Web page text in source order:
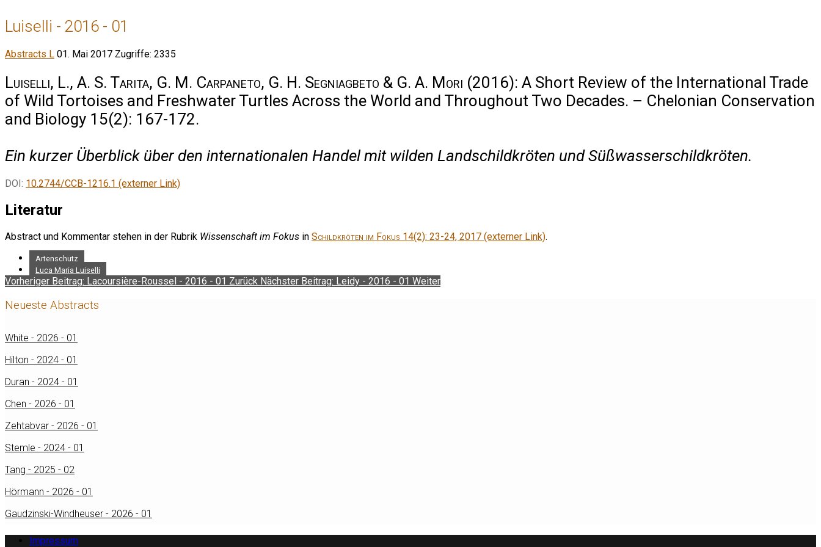
Luiselli - 2016 - 01
Abstracts L 01. Mai 2017 Zugriffe: 2335
Luiselli, L., A. S. Tarita, G. M. Carpaneto, G. H. Segniagbeto & G. A. Mori (2016): A Short Review of the International Trade
of Wild Tortoises and Freshwater Turtles Across the World and Throughout Two Decades. – Chelonian Conservation
and Biology 15(2): 167-172.
Ein kurzer Überblick über den internationalen Handel mit wilden Landschildkröten und Süßwasserschildkröten.
DOI: 10.2744/CCB-1216.1 (externer Link)
Literatur
Abstract und Kommentar stehen in der Rubrik Wissenschaft im Fokus in Schildkröten im Fokus 14(2): 23-24, 2017 (externer Link).
Artenschutz
Luca Maria Luiselli
Vorheriger Beitrag: Lacoursière-Roussel - 2016 - 01 Zurück Nächster Beitrag: Leidy - 2016 - 01 Weiter
Neueste Abstracts
White - 2026 - 01
Hilton - 2024 - 01
Duran - 2024 - 01
Chen - 2026 - 01
Zehtabvar - 2026 - 01
Stemle - 2024 - 01
Tang - 2025 - 02
Hörmann - 2026 - 01
Gaudzinski-Windheuser - 2026 - 01
Impressum